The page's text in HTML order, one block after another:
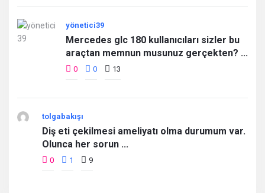
yönetici39
Mercedes glc 180 kullanıcıları sizler bu
araçtan memnun musunuz gerçekten? ...
0 0 13
tolgabakışı
Diş eti çekilmesi ameliyatı olma durumum var.
Olunca her sorun ...
0 1 9